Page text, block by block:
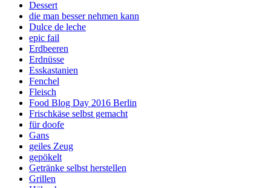
Dessert
die man besser nehmen kann
Dulce de leche
epic fail
Erdbeeren
Erdnüsse
Esskastanien
Fenchel
Fleisch
Food Blog Day 2016 Berlin
Frischkäse selbst gemacht
für doofe
Gans
geiles Zeug
gepökelt
Getränke selbst herstellen
Grillen